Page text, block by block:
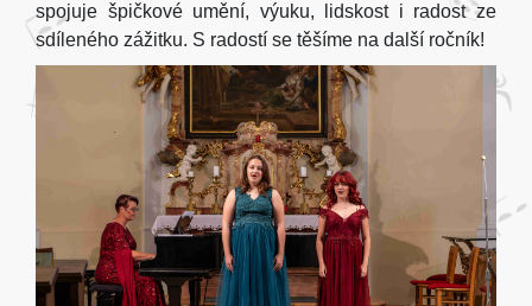
spojuje špičkové umění, výuku, lidskost i radost ze
sdíleného zážitku. S radostí se těšíme na další ročník!